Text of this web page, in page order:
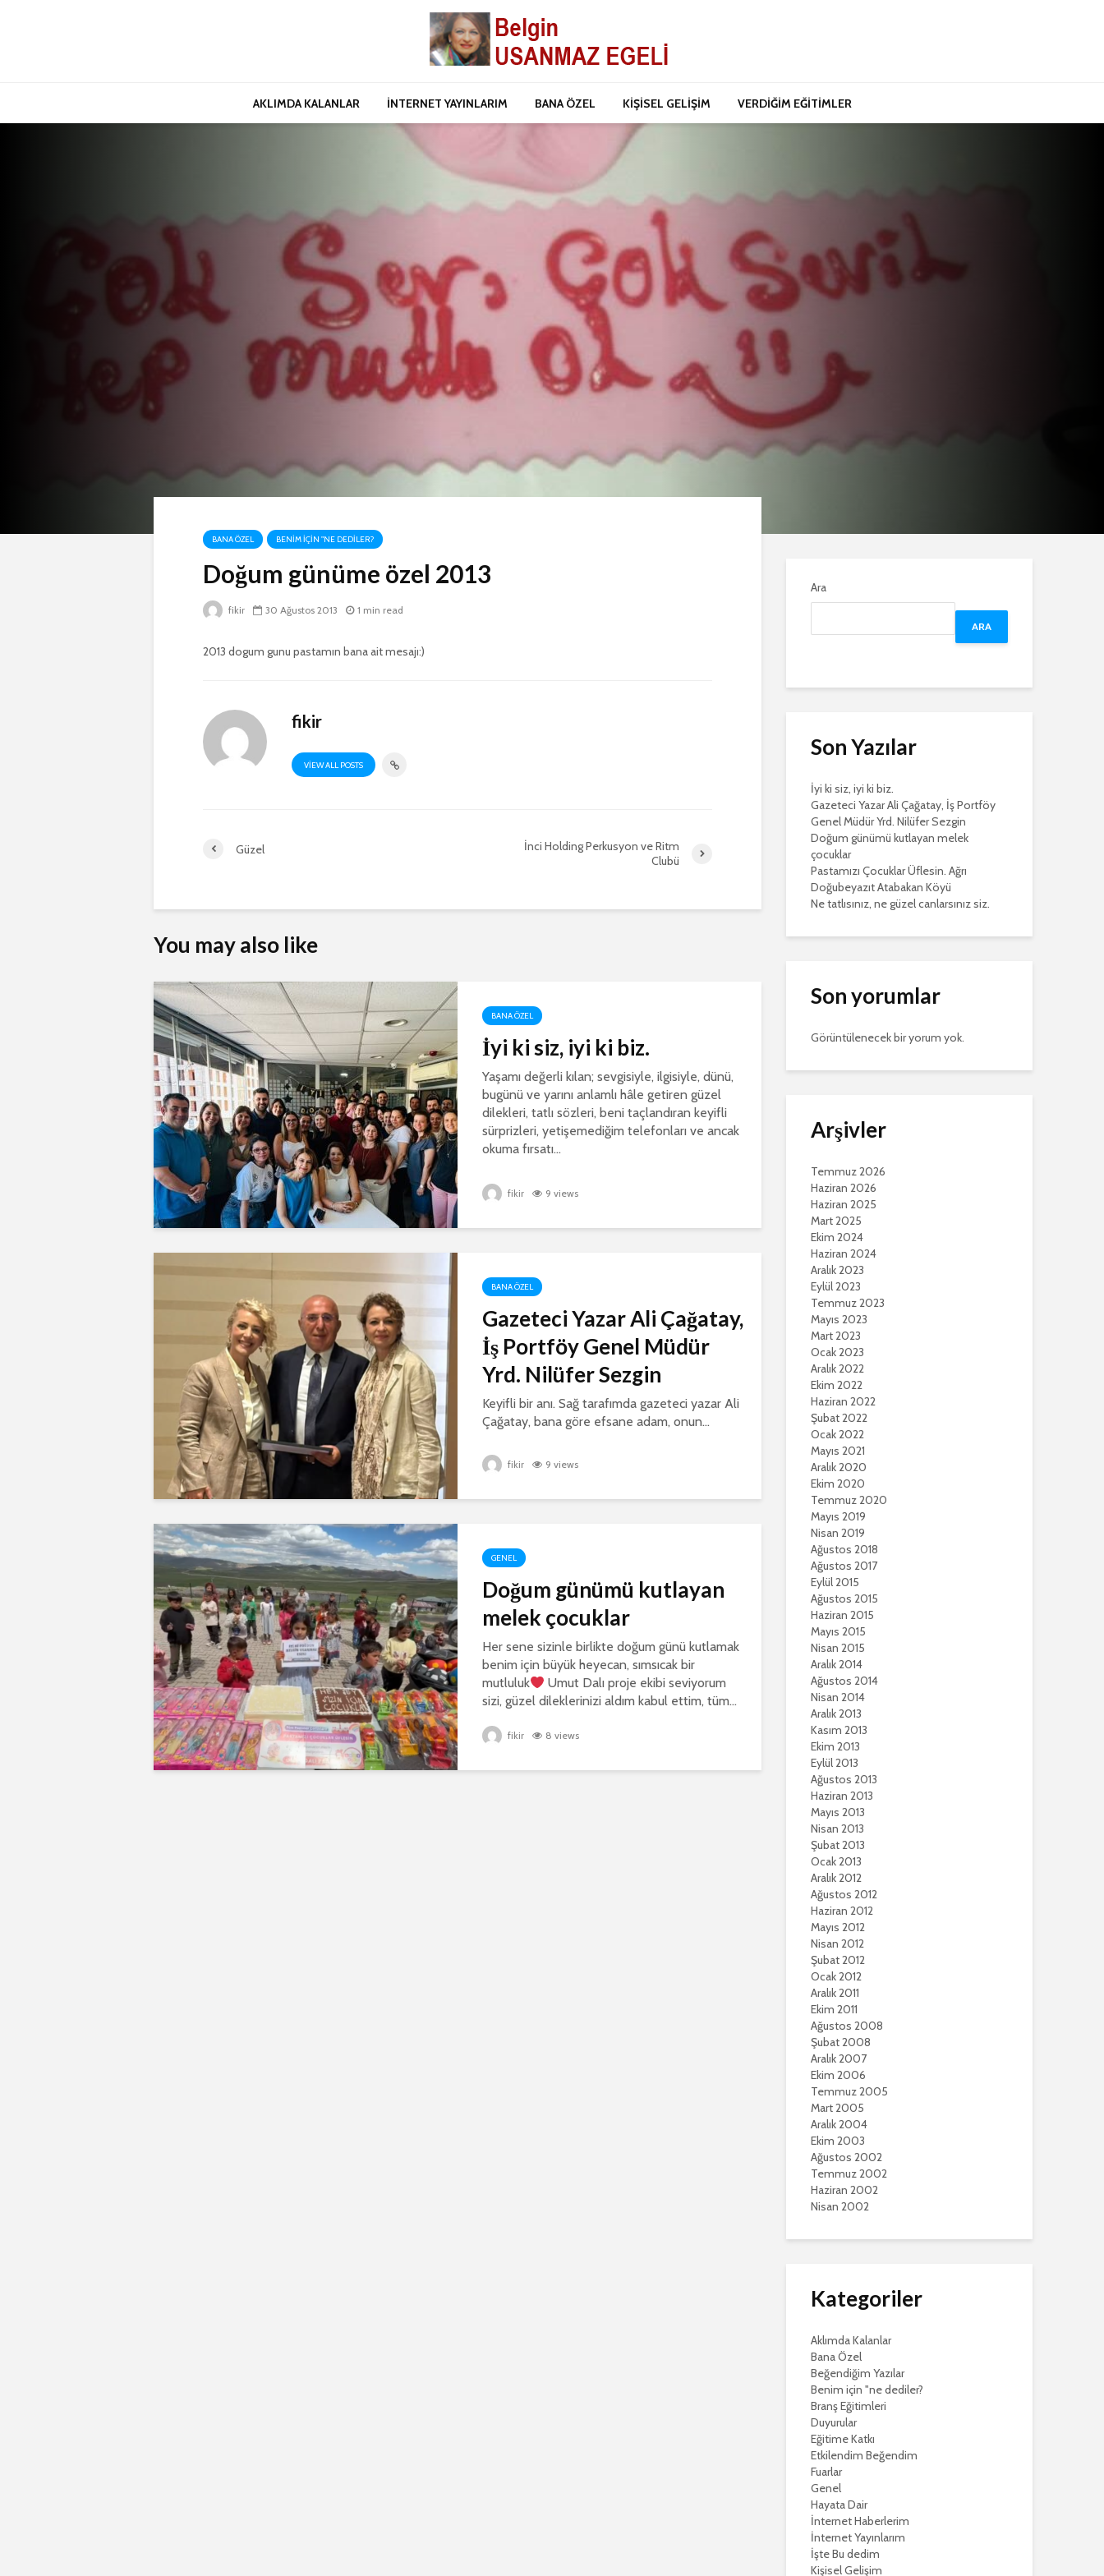
AKLIMDA KALANLAR İNTERNET YAYINLARIM BANA ÖZEL KİŞİSEL GELİŞİM VERDİĞİM EĞİTİMLER
BANA ÖZEL BENIM IÇIN "NE DEDILER?
Doğum günüme özel 2013
fikir 30 Ağustos 2013 1 min read
2013 dogum gunu pastamın bana ait mesajı:)
fikir
VIEW ALL POSTS
Güzel
İnci Holding Perkusyon ve Ritm
Clubü
You may also like
BANA ÖZEL
İyi ki siz, iyi ki biz.
Yaşamı değerli kılan; sevgisiyle, ilgisiyle, dünü,
bugünü ve yarını anlamlı hâle getiren güzel
dilekleri, tatlı sözleri, beni taçlandıran keyifli
sürprizleri, yetişemediğim telefonları ve ancak
okuma fırsatı...
fikir 9 views
BANA ÖZEL
Gazeteci Yazar Ali Çağatay,
İş Portföy Genel Müdür
Yrd. Nilüfer Sezgin
Keyifli bir anı. Sağ tarafımda gazeteci yazar Ali
Çağatay, bana göre efsane adam, onun...
fikir 9 views
GENEL
Doğum günümü kutlayan
melek çocuklar
Her sene sizinle birlikte doğum günü kutlamak
benim için büyük heyecan, sımsıcak bir
mutluluk
Umut Dalı proje ekibi seviyorum
sizi, güzel dileklerinizi aldım kabul ettim, tüm...
fikir 8 views
Ara
ARA
Son Yazılar
İyi ki siz, iyi ki biz.
Gazeteci Yazar Ali Çağatay, İş Portföy
Genel Müdür Yrd. Nilüfer Sezgin
Doğum günümü kutlayan melek
çocuklar
Pastamızı Çocuklar Üflesin. Ağrı
Doğubeyazıt Atabakan Köyü
Ne tatlısınız, ne güzel canlarsınız siz.
Son yorumlar
Görüntülenecek bir yorum yok.
Arşivler
Temmuz 2026
Haziran 2026
Haziran 2025
Mart 2025
Ekim 2024
Haziran 2024
Aralık 2023
Eylül 2023
Temmuz 2023
Mayıs 2023
Mart 2023
Ocak 2023
Aralık 2022
Ekim 2022
Haziran 2022
Şubat 2022
Ocak 2022
Mayıs 2021
Aralık 2020
Ekim 2020
Temmuz 2020
Mayıs 2019
Nisan 2019
Ağustos 2018
Ağustos 2017
Eylül 2015
Ağustos 2015
Haziran 2015
Mayıs 2015
Nisan 2015
Aralık 2014
Ağustos 2014
Nisan 2014
Aralık 2013
Kasım 2013
Ekim 2013
Eylül 2013
Ağustos 2013
Haziran 2013
Mayıs 2013
Nisan 2013
Şubat 2013
Ocak 2013
Aralık 2012
Ağustos 2012
Haziran 2012
Mayıs 2012
Nisan 2012
Şubat 2012
Ocak 2012
Aralık 2011
Ekim 2011
Ağustos 2008
Şubat 2008
Aralık 2007
Ekim 2006
Temmuz 2005
Mart 2005
Aralık 2004
Ekim 2003
Ağustos 2002
Temmuz 2002
Haziran 2002
Nisan 2002
Kategoriler
Aklımda Kalanlar
Bana Özel
Beğendiğim Yazılar
Benim için "ne dediler?
Branş Eğitimleri
Duyurular
Eğitime Katkı
Etkilendim Beğendim
Fuarlar
Genel
Hayata Dair
İnternet Haberlerim
İnternet Yayınlarım
İşte Bu dedim
Kişisel Gelişim